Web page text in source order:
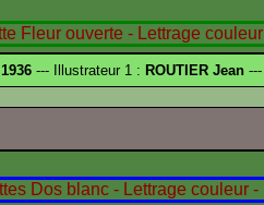
1936 --- Illustrateur 1 : ROUTIER Jean ---